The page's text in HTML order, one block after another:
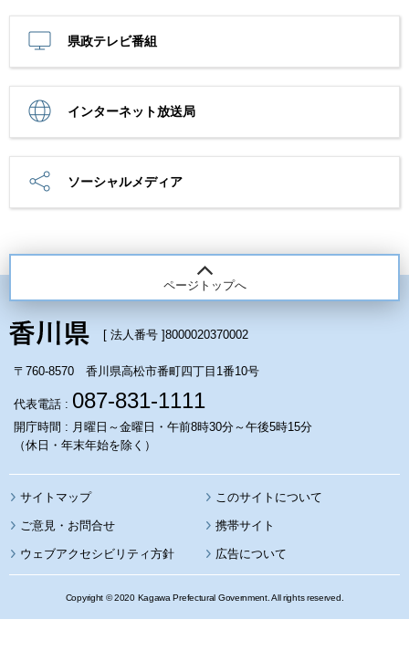
県政テレビ番組
インターネット放送局
ソーシャルメディア
ページトップへ
[ 法人番号 ]8000020370002
〒760-8570 香川県高松市番町四丁目1番10号
代表電話 : 087-831-1111
開庁時間 : 月曜日～金曜日・午前8時30分～午後5時15分
（休日・年末年始を除く）
サイトマップ このサイトについて
携帯サイト
ウェブアクセシビリティ方針 広告について
Copyright © 2020 Kagawa Prefectural Government. All rights reserved.